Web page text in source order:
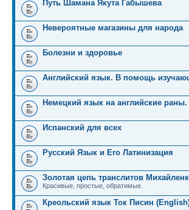
Путь Шамана Якута Габышева
Невероятные магазины для народа
Болезни и здоровье
Английский язык. В помощь
Немецкий язык на английские раны.
Испанский для всех
Русский Язык и Его Латинизация
Золотая цепь транслитов
Красивые, простые, обратимые.
Креольский язык Ток Писин